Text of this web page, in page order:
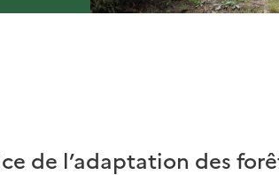
de l’adaptation des